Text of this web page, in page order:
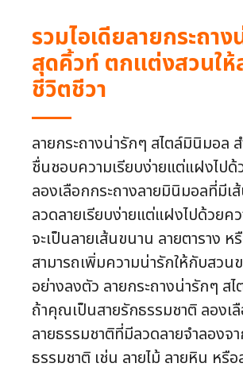
รวมไอเดียลายกระถา
สุดคิ้วท์ ตกแต่งสวนให้
ชีวิตชีวา
ลายกระถางน่ารักๆ สไตล์มินิมอล
ชื่นชอบความเรียบง่ายแต่แฝงไปด้
ลองเลือกกระถางลายมินิมอลที่มีเ
ลวดลายเรียบง่ายแต่แฝงไปด้วยคว
จะเป็นลายเส้นขนาน ลายตาราง ห
สามารถเพิ่มความน่ารักให้กับสว
อย่างลงตัว ลายกระถางน่ารักๆ ส
ถ้าคุณเป็นสายรักธรรมชาติ ลองเ
ลายธรรมชาติที่มีลวดลายจำลองจ
ธรรมชาติ เช่น ลายไม้ ลายหิน หรือ